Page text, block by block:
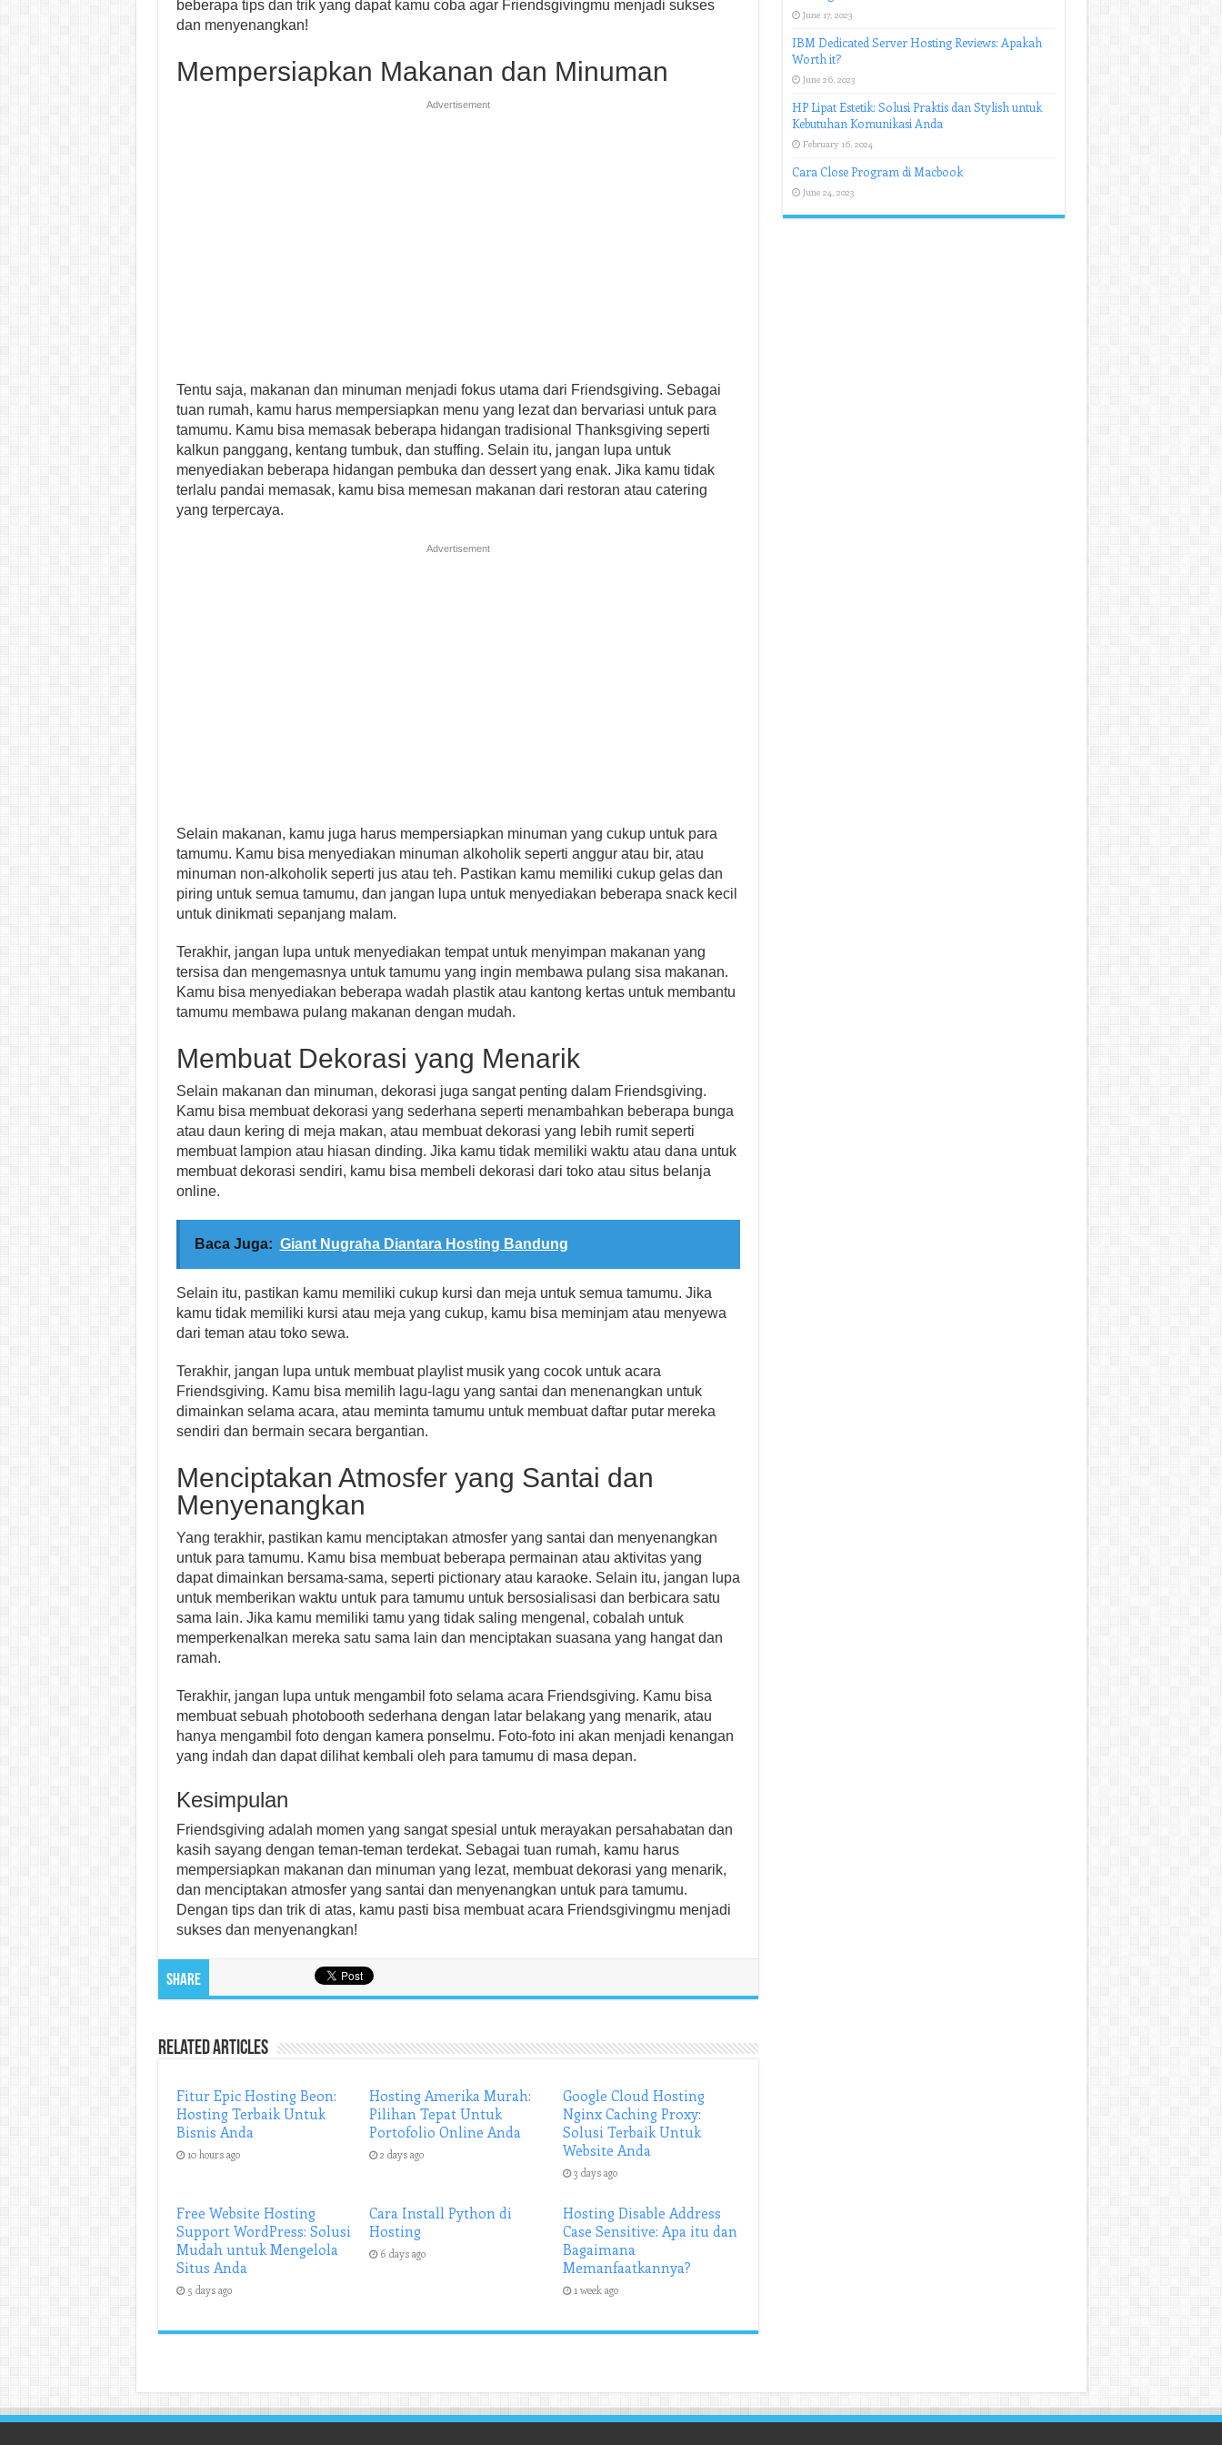
beberapa tips dan trik yang dapat kamu coba agar Friendsgivingmu menjadi sukses
dan menyenangkan!
Mempersiapkan Makanan dan Minuman
Advertisement
Tentu saja, makanan dan minuman menjadi fokus utama dari Friendsgiving. Sebagai
tuan rumah, kamu harus mempersiapkan menu yang lezat dan bervariasi untuk para
tamumu. Kamu bisa memasak beberapa hidangan tradisional Thanksgiving seperti
kalkun panggang, kentang tumbuk, dan stuffing. Selain itu, jangan lupa untuk
menyediakan beberapa hidangan pembuka dan dessert yang enak. Jika kamu tidak
terlalu pandai memasak, kamu bisa memesan makanan dari restoran atau catering
yang terpercaya.
Advertisement
Selain makanan, kamu juga harus mempersiapkan minuman yang cukup untuk para
tamumu. Kamu bisa menyediakan minuman alkoholik seperti anggur atau bir, atau
minuman non-alkoholik seperti jus atau teh. Pastikan kamu memiliki cukup gelas dan
piring untuk semua tamumu, dan jangan lupa untuk menyediakan beberapa snack kecil
untuk dinikmati sepanjang malam.
Terakhir, jangan lupa untuk menyediakan tempat untuk menyimpan makanan yang
tersisa dan mengemasnya untuk tamumu yang ingin membawa pulang sisa makanan.
Kamu bisa menyediakan beberapa wadah plastik atau kantong kertas untuk membantu
tamumu membawa pulang makanan dengan mudah.
Membuat Dekorasi yang Menarik
Selain makanan dan minuman, dekorasi juga sangat penting dalam Friendsgiving.
Kamu bisa membuat dekorasi yang sederhana seperti menambahkan beberapa bunga
atau daun kering di meja makan, atau membuat dekorasi yang lebih rumit seperti
membuat lampion atau hiasan dinding. Jika kamu tidak memiliki waktu atau dana untuk
membuat dekorasi sendiri, kamu bisa membeli dekorasi dari toko atau situs belanja
online.
Baca Juga: Giant Nugraha Diantara Hosting Bandung
Selain itu, pastikan kamu memiliki cukup kursi dan meja untuk semua tamumu. Jika
kamu tidak memiliki kursi atau meja yang cukup, kamu bisa meminjam atau menyewa
dari teman atau toko sewa.
Terakhir, jangan lupa untuk membuat playlist musik yang cocok untuk acara
Friendsgiving. Kamu bisa memilih lagu-lagu yang santai dan menenangkan untuk
dimainkan selama acara, atau meminta tamumu untuk membuat daftar putar mereka
sendiri dan bermain secara bergantian.
Menciptakan Atmosfer yang Santai dan
Menyenangkan
Yang terakhir, pastikan kamu menciptakan atmosfer yang santai dan menyenangkan
untuk para tamumu. Kamu bisa membuat beberapa permainan atau aktivitas yang
dapat dimainkan bersama-sama, seperti pictionary atau karaoke. Selain itu, jangan lupa
untuk memberikan waktu untuk para tamumu untuk bersosialisasi dan berbicara satu
sama lain. Jika kamu memiliki tamu yang tidak saling mengenal, cobalah untuk
memperkenalkan mereka satu sama lain dan menciptakan suasana yang hangat dan
ramah.
Terakhir, jangan lupa untuk mengambil foto selama acara Friendsgiving. Kamu bisa
membuat sebuah photobooth sederhana dengan latar belakang yang menarik, atau
hanya mengambil foto dengan kamera ponselmu. Foto-foto ini akan menjadi kenangan
yang indah dan dapat dilihat kembali oleh para tamumu di masa depan.
Kesimpulan
Friendsgiving adalah momen yang sangat spesial untuk merayakan persahabatan dan
kasih sayang dengan teman-teman terdekat. Sebagai tuan rumah, kamu harus
mempersiapkan makanan dan minuman yang lezat, membuat dekorasi yang menarik,
dan menciptakan atmosfer yang santai dan menyenangkan untuk para tamumu.
Dengan tips dan trik di atas, kamu pasti bisa membuat acara Friendsgivingmu menjadi
sukses dan menyenangkan!
Share
Related Articles
Fitur Epic Hosting Beon:
Hosting Terbaik Untuk
Bisnis Anda
10 hours ago
Hosting Amerika Murah:
Pilihan Tepat Untuk
Portofolio Online Anda
2 days ago
Google Cloud Hosting
Nginx Caching Proxy:
Solusi Terbaik Untuk
Website Anda
3 days ago
Free Website Hosting
Support WordPress: Solusi
Mudah untuk Mengelola
Situs Anda
5 days ago
Cara Install Python di
Hosting
6 days ago
Hosting Disable Address
Case Sensitive: Apa itu dan
Bagaimana
Memanfaatkannya?
1 week ago
June 17, 2023
IBM Dedicated Server Hosting Reviews: Apakah
Worth it?
June 26, 2023
HP Lipat Estetik: Solusi Praktis dan Stylish untuk
Kebutuhan Komunikasi Anda
February 16, 2024
Cara Close Program di Macbook
June 24, 2023